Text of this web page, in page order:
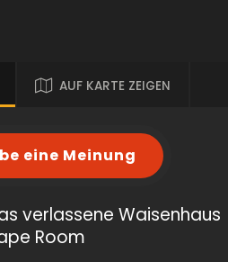
AUF KARTE ZEIGEN
eine Meinung
verlassene Waisenhaus
Room